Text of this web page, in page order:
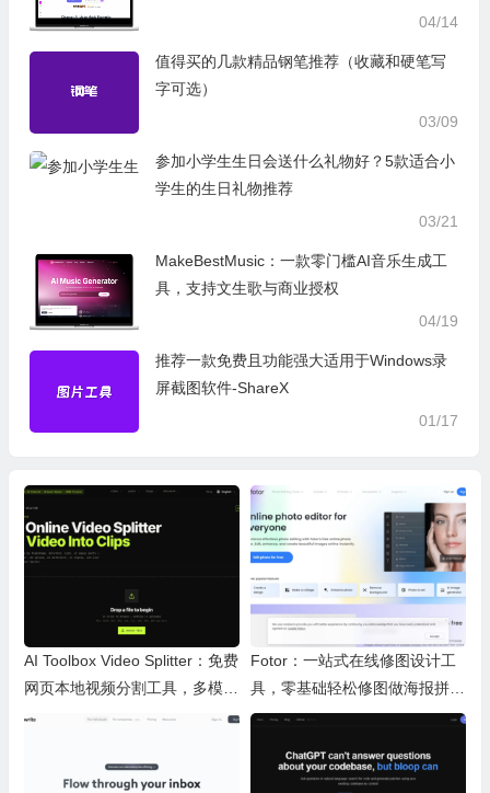
04/14
值得买的几款精品钢笔推荐（收藏和硬笔写
字可选）
03/09
参加小学生生日会送什么礼物好？5款适合小
学生的生日礼物推荐
03/21
MakeBestMusic：一款零门槛AI音乐生成工
具，支持文生歌与商业授权
04/19
推荐一款免费且功能强大适用于Windows录
屏截图软件-ShareX
01/17
AI Toolbox Video Splitter：免费
网页本地视频分割工具，多模式
裁切高清视频且保护隐私
Fotor：一站式在线修图设计工
具，零基础轻松修图做海报拼图
文创内容